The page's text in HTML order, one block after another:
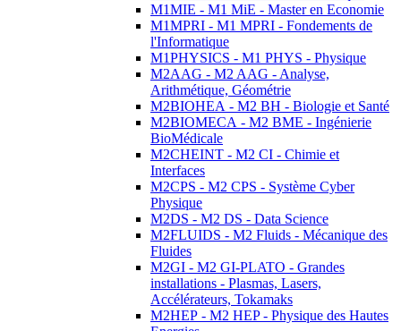
M1MIE - M1 MiE - Master en Economie
M1MPRI - M1 MPRI - Fondements de
l'Informatique
M1PHYSICS - M1 PHYS - Physique
M2AAG - M2 AAG - Analyse,
Arithmétique, Géométrie
M2BIOHEA - M2 BH - Biologie et Santé
M2BIOMECA - M2 BME - Ingénierie
BioMédicale
M2CHEINT - M2 CI - Chimie et
Interfaces
M2CPS - M2 CPS - Système Cyber
Physique
M2DS - M2 DS - Data Science
M2FLUIDS - M2 Fluids - Mécanique des
Fluides
M2GI - M2 GI-PLATO - Grandes
installations - Plasmas, Lasers,
Accélérateurs, Tokamaks
M2HEP - M2 HEP - Physique des Hautes